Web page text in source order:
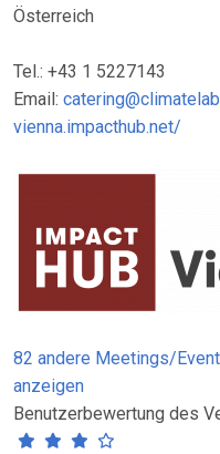
Österreich
Tel.: +43 1 5227143
Email:
vienna.impacthub.net/
82 andere Meetings/
anzeigen
Benutzerbewertung des